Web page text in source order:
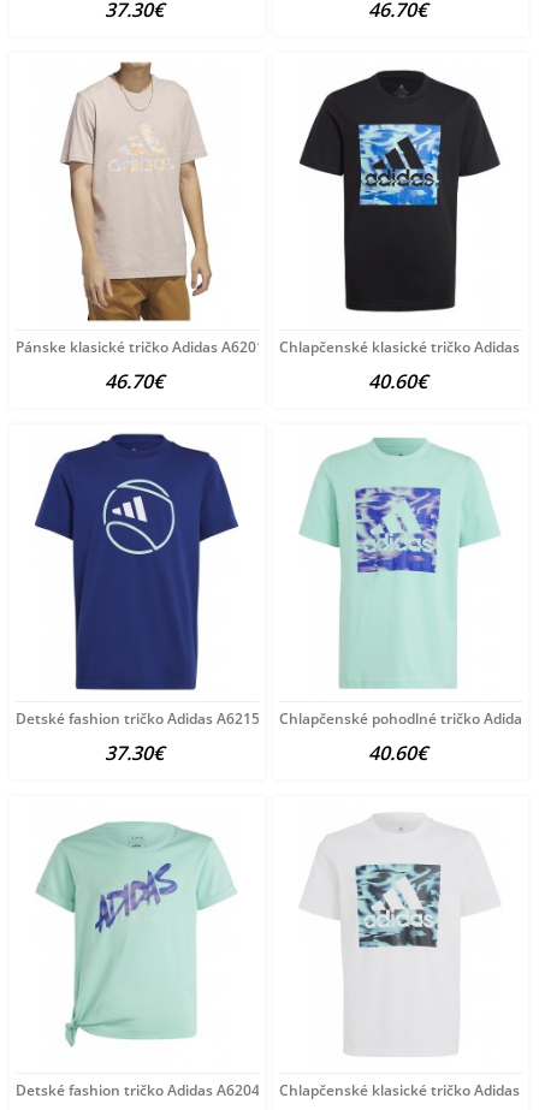
37.30€ 46.70€
Pánske klasické tričko Adidas A6201
46.70€
Chlapčenské klasické tričko Adidas
40.60€
Detské fashion tričko Adidas A6215
37.30€
Chlapčenské pohodlné tričko Adidas
40.60€
Detské fashion tričko Adidas A6204 Chlapčenské klasické tričko Adidas